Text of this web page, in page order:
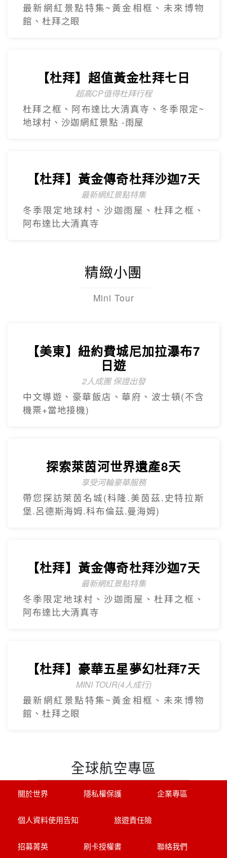
最新網紅景點特集~黃金相框、未來博物
館、杜拜之眼
【杜拜】超值黃金杜拜七日
超高CP值得杜拜行程
杜拜之框、阿布達比大清真寺、冬季限定~
地球村、沙迦網紅景點 -⾬屋
【杜拜】黃金傳奇杜拜沙迦7天
最新網紅景點特集
冬季限定地球村、沙迦⾬屋、杜拜之框、
阿布達比大清真寺
精緻小團
Mini Tour
【美東】紐約費城尼加拉瀑布7
日遊
2人成團 保證出發
中文導遊、豪華飯店、華府、波士頓(不含
機票+當地接機)
探索萊茵河世界遺產8天
享受河輪豪華服務
帶您探訪萊茵名城(科隆.美茵茲.史特拉斯
堡.呂德斯海姆.科布倫茲.曼海姆)
【杜拜】黃金傳奇杜拜沙迦7天
最新網紅景點特集
冬季限定地球村、沙迦⾬屋、杜拜之框、
阿布達比大清真寺
【杜拜】豪華五星夢幻杜拜7天
MINI TOUR(4人成行)
最新網紅景點特集~黃金相框、未來博物
館、杜拜之眼
全球航空專區
關於世界 隱私權保護 企業專區
個人資料使用告知 旅遊責任險
招募菁英 刷卡授權書 聯絡我們